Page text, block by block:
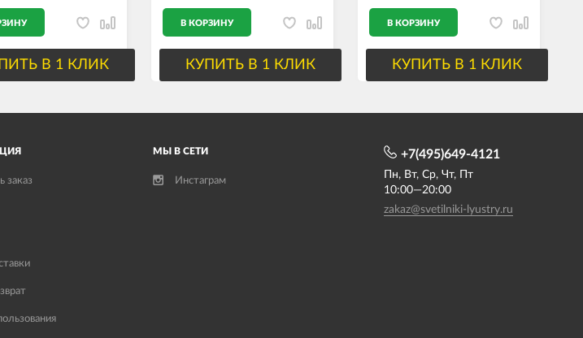
В 1 КЛИК
В КОРЗИНУ
КУПИТЬ В 1 КЛИК
В КОРЗИНУ
КУПИТЬ В 1 КЛИК
заказ
МЫ В СЕТИ
Инстаграм
+7(495)649-4121
Пн, Вт, Ср, Чт, Пт
10:00—20:00
zakaz@svetilniki-lyustry.ru